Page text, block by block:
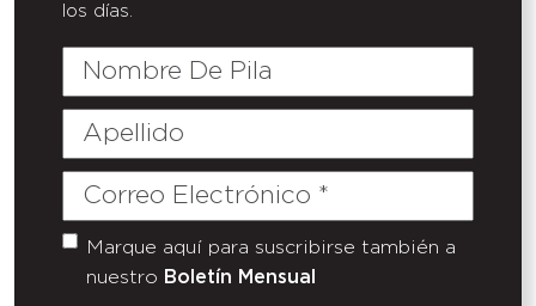
los días.
Nombre
Pila
Apellido
Correo
Untitled
Marque aquí para suscribirse también a
nuestro Boletín Mensual